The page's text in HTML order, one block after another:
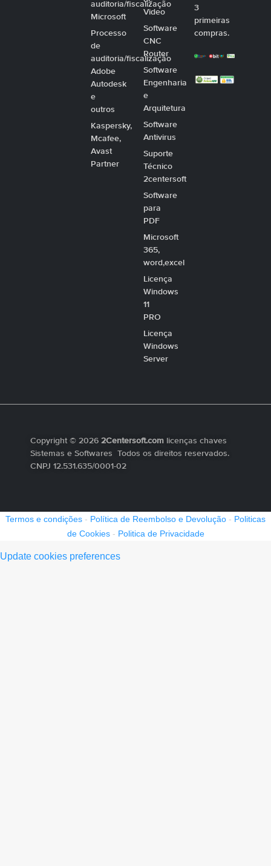
auditoria/fiscalização
Microsoft
Processo
de
auditoria/fiscalização
Adobe
Autodesk
e
outros
Kaspersky,
Mcafee,
Avast
Partner
Video
Software
CNC
Router
Software
Engenharia
e
Arquitetura
Software
Antivirus
Suporte
Técnico
2centersoft
Software
para
PDF
Microsoft
365,
word,excel
Licença
Windows
11
PRO
Licença
Windows
Server
3
primeiras
compras.
Copyright © 2026 2Centersoft.com licenças chaves
Sistemas e Softwares Todos os direitos reservados.
CNPJ 12.531.635/0001-02
Termos e condições - Política de Reembolso e Devolução - Politicas
de Cookies- Politica de Privacidade
Update cookies preferences